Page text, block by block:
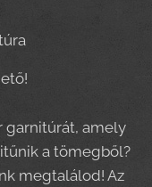
garnitúrát, amely
a tömegből?
megtalálod! Az